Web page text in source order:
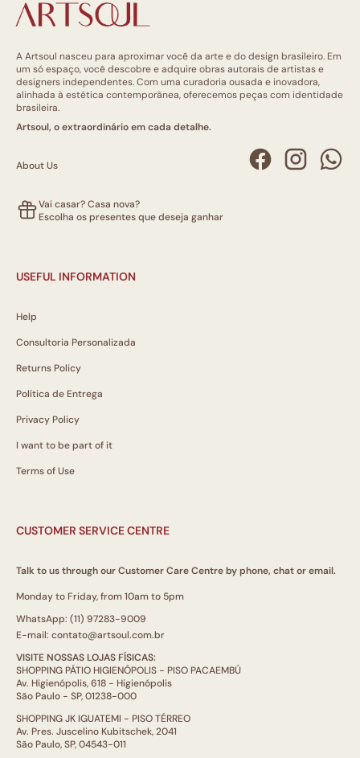
A Artsoul nasceu para aproximar você da arte e do design brasileiro. Em
um só espaço, você descobre e adquire obras autorais de artistas e
designers independentes. Com uma curadoria ousada e inovadora,
alinhada à estética contemporânea, oferecemos peças com identidade
brasileira.
Artsoul, o extraordinário em cada detalhe.
About Us
Vai casar? Casa nova?
Escolha os presentes que deseja ganhar
USEFUL INFORMATION
Help
Consultoria Personalizada
Returns Policy
Política de Entrega
Privacy Policy
I want to be part of it
Terms of Use
CUSTOMER SERVICE CENTRE
Talk to us through our Customer Care Centre by phone, chat or email.
Monday to Friday, from 10am to 5pm
WhatsApp: (11) 97283-9009
E-mail: contato@artsoul.com.br
VISITE NOSSAS LOJAS FÍSICAS:
SHOPPING PÁTIO HIGIENÓPOLIS - PISO PACAEMBÚ
Av. Higienópolis, 618 - Higienópolis
São Paulo - SP, 01238-000
SHOPPING JK IGUATEMI - PISO TÉRREO
Av. Pres. Juscelino Kubitschek, 2041
São Paulo, SP, 04543-011